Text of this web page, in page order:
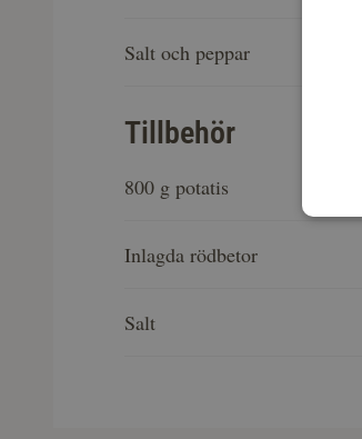
Salt och peppar
Tillbehör
800 g potatis
Inlagda rödbetor
Salt